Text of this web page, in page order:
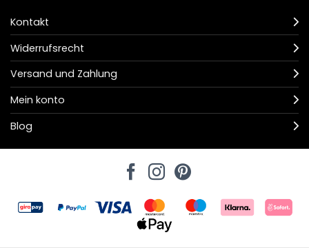
Kontakt
Widerrufsrecht
Versand und Zahlung
Mein konto
Blog